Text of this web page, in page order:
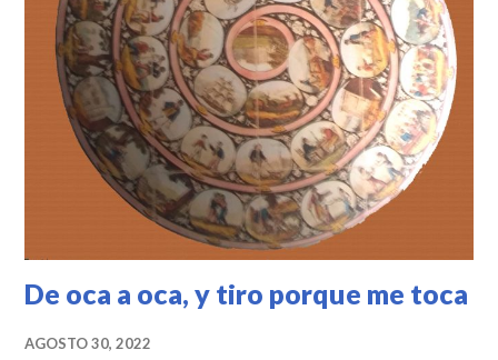
De oca a oca, y tiro porque me toca
AGOSTO 30, 2022